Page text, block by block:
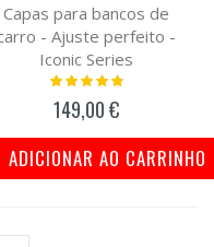
Capas para bancos de
- Ajuste perfeito -
Iconic Series
Classificação:
149,00 €
ADICIONAR AO CARRINHO